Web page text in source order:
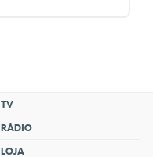
TV
RÁDIO
LOJA